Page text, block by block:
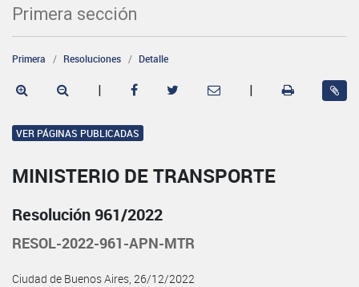
Primera sección
Primera Resoluciones Detalle
| |
VER PÁGINAS PUBLICADAS
MINISTERIO DE TRANSPORTE
Resolución 961/2022
RESOL-2022-961-APN-MTR
Ciudad de Buenos Aires, 26/12/2022